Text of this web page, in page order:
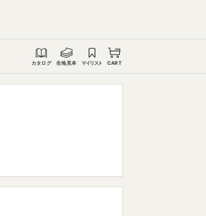
カタログ 生地見本 マイリスト CART